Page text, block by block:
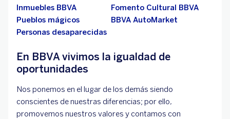
Inmuebles BBVA
Fomento Cultural BBVA
Pueblos mágicos
BBVA AutoMarket
Personas desaparecidas
En BBVA vivimos la igualdad de
oportunidades
Nos ponemos en el lugar de los demás siendo
conscientes de nuestras diferencias; por ello,
promovemos nuestros valores y contamos con